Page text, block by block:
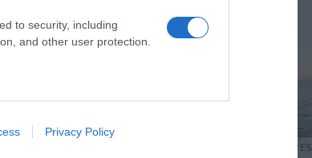
to security, including
and other user protection.
Privacy Policy
PRAZERES